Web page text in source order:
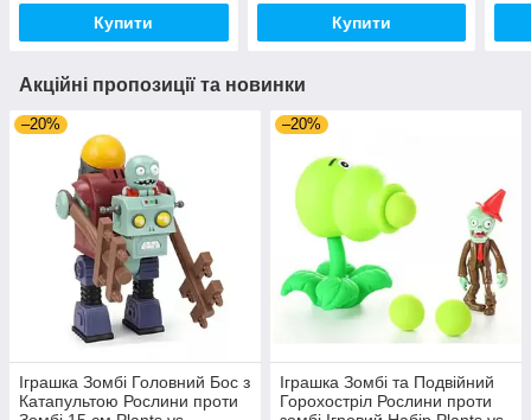
Купити Купити
Акційні пропозиції та новинки
–20%
Іграшка Зомбі Головний Бос з
Катапультою Рослини проти
–20%
Іграшка Зомбі та Подвійний
Горохостріл Рослини проти